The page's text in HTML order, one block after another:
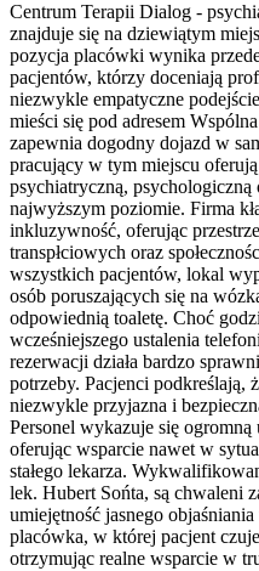
Centrum Terapii Dialog -
znajduje się na dziewiątym
pozycja placówki wynika
pacjentów, którzy doceniają
niezwykle empatyczne
mieści się pod adresem
zapewnia dogodny dojazd w
pracujący w tym miejscu
psychiatryczną, psychologiczną
najwyższym poziomie. Firma
inkluzywność, oferując
transpłciowych oraz
wszystkich pacjentów, lokal
osób poruszających się na
odpowiednią toaletę. Choć
wcześniejszego ustalenia
rezerwacji działa bardzo
potrzeby. Pacjenci podkreślają,
niezwykle przyjazna i
Personel wykazuje się
oferując wsparcie nawet w
stałego lekarza.
lek. Hubert Sońta, są chwaleni
umiejętność jasnego
placówka, w której pacjent
otrzymując realne wsparcie w